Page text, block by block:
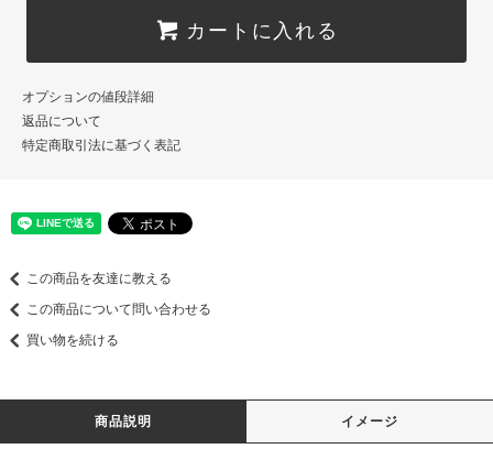
カートに入れる
オプションの値段詳細
返品について
特定商取引法に基づく表記
この商品を友達に教える
この商品について問い合わせる
買い物を続ける
商品説明 イメージ